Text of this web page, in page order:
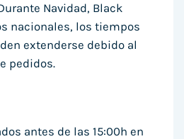
Navidad, Black
nacionales, los tiempos
extenderse debido al
pedidos.
antes de las 15:00h en